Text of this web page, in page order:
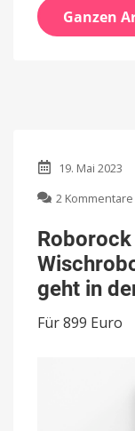
Ganzen
19. Mai 2023
2 Kommentare
Roborock
geht in
Für 899 Euro